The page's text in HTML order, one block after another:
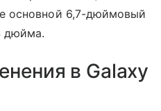
основной 6,7-дюймовый
дюйма.
в Galaxy